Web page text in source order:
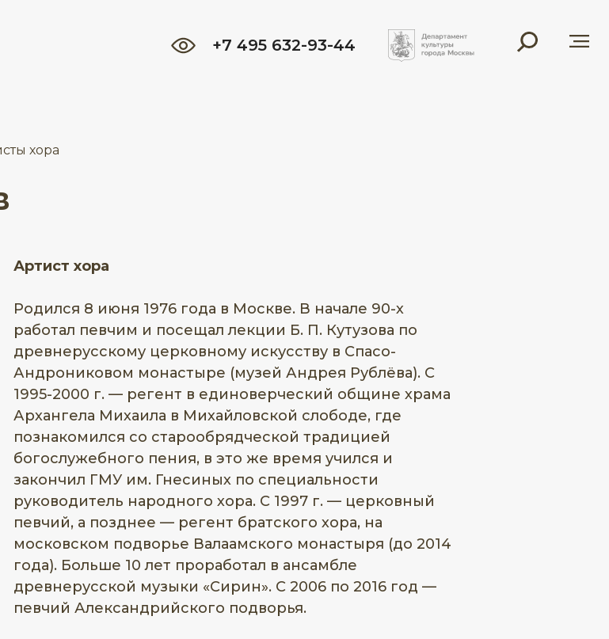
+7 495 632-93-44
хора
Артист хора
Родился 8 июня 1976 года в Москве. В начале 90-х
работал певчим и посещал лекции Б. П. Кутузова по
древнерусскому церковному искусству в Спасо-
Андрониковом монастыре (музей Андрея Рублёва). С
1995-2000 г. — регент в единоверческий общине храма
Архангела Михаила в Михайловской слободе, где
познакомился со старообрядческой традицией
богослужебного пения, в это же время учился и
закончил ГМУ им. Гнесиных по специальности
руководитель народного хора. С 1997 г. — церковный
певчий, а позднее — регент братского хора, на
московском подворье Валаамского монастыря (до 2014
года). Больше 10 лет проработал в ансамбле
древнерусской музыки «Сирин». С 2006 по 2016 год —
певчий Александрийского подворья.